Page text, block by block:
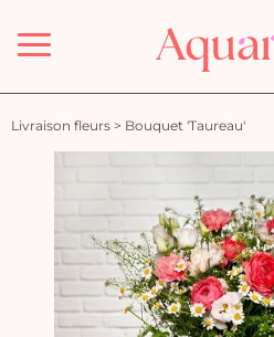
Menu
Livraison fleurs > Bouquet 'Taureau'